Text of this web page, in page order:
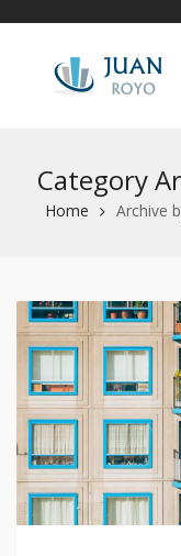
Category
Home Archive